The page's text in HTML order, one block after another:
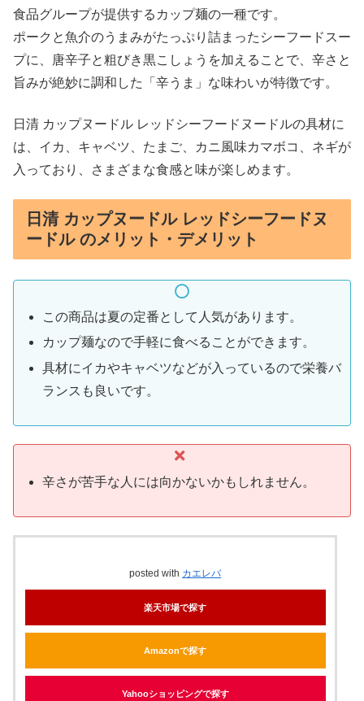
食品グループが提供するカップ麺の一種です。
ポークと魚介のうまみがたっぷり詰まったシーフードスー
プに、唐辛子と粗びき黒こしょうを加えることで、辛さと
旨みが絶妙に調和した「辛うま」な味わいが特徴です。
日清 カップヌードル レッドシーフードヌードルの具材に
は、イカ、キャベツ、たまご、カニ風味カマボコ、ネギが
入っており、さまざまな食感と味が楽しめます。
日清 カップヌードル レッドシーフードヌ
ードル のメリット・デメリット
この商品は夏の定番として人気があります。
カップ麺なので手軽に食べることができます。
具材にイカやキャベツなどが入っているので栄養バ
ランスも良いです。
辛さが苦手な人には向かないかもしれません。
posted with カエレバ
楽天市場で探す
Amazonで探す
Yahooショッピングで探す